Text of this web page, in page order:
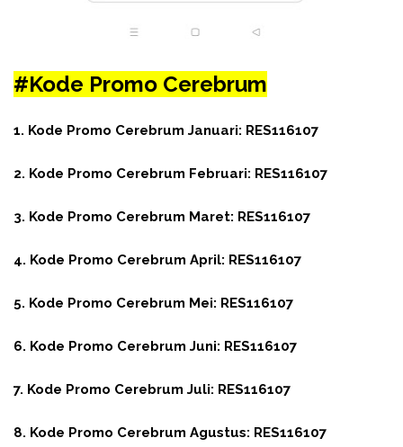
#Kode Promo Cerebrum
1. Kode Promo Cerebrum Januari: RES116107
2. Kode Promo Cerebrum Februari: RES116107
3. Kode Promo Cerebrum Maret: RES116107
4. Kode Promo Cerebrum April: RES116107
5. Kode Promo Cerebrum Mei: RES116107
6. Kode Promo Cerebrum Juni: RES116107
7. Kode Promo Cerebrum Juli: RES116107
8. Kode Promo Cerebrum Agustus: RES116107